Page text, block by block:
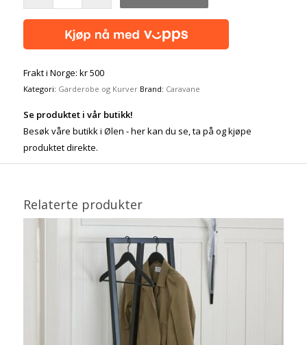
Frakt i Norge: kr 500
Kategori: Garderobe og Kurver Brand: Caravane
Se produktet i vår butikk!
Besøk våre butikk i Ølen - her kan du se, ta på og kjøpe
produktet direkte.
Relaterte produkter